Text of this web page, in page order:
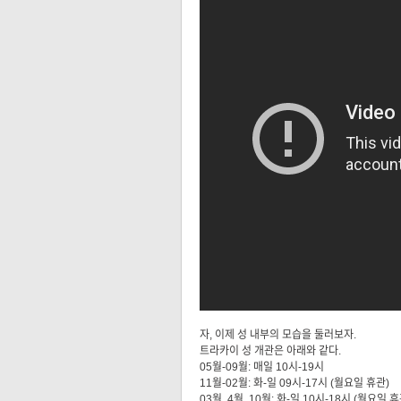
자, 이제 성 내부의 모습을 둘러보자.
트라카이 성 개관은 아래와 같다.
05월-09월: 매일 10시-19시
11월-02월: 화-일 09시-17시 (월요일 휴관)